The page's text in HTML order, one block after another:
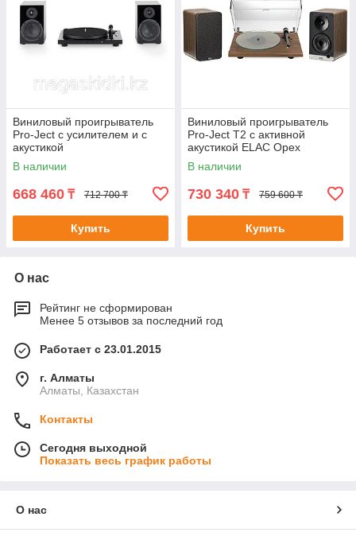
Виниловый проигрыватель
Pro-Ject с усилителем и с
акустикой
В наличии
668 460 ₸ 712 700 ₸
Купить
Виниловый проигрыватель
Pro-Ject T2 с активной
акустикой ELAC Орех
В наличии
730 340 ₸ 759 600 ₸
Купить
О нас
Рейтинг не сформирован
Менее 5 отзывов за последний год
Работает с 23.01.2015
г. Алматы
Алматы, Казахстан
Контакты
Сегодня выходной
Показать весь график работы
О нас